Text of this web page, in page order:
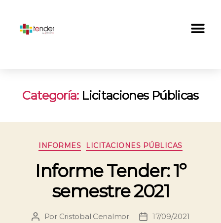
Categoría: Licitaciones Públicas
INFORMES LICITACIONES PÚBLICAS
Informe Tender: 1º
semestre 2021
Por Cristobal Cenalmor 17/09/2021